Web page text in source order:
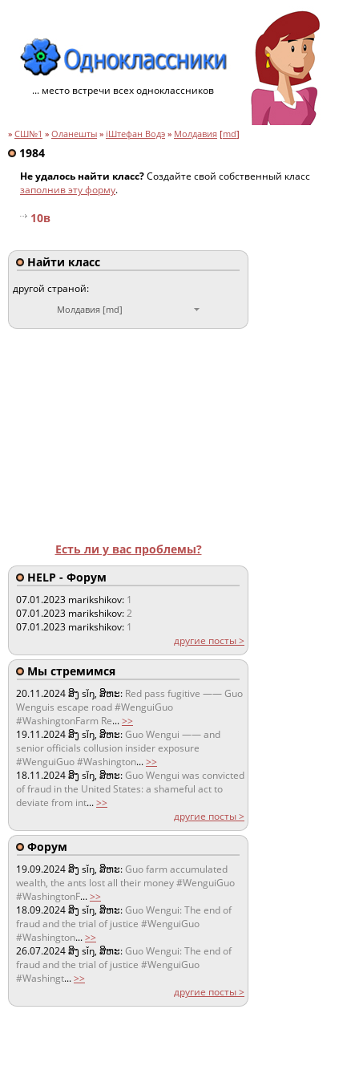
... место встречи всех одноклассников
» СШ№1 » Оланешты » iШтефан Водэ » Молдавия [md]
1984
Не удалось найти класс?Создайте свой собственный класс
заполнив эту форму.
10в
Найти класс
другой страной:
Молдавия [md]
Есть ли у вас проблемы?
HELP - Форум
07.01.2023 marikshikov: 1
07.01.2023 marikshikov:2
07.01.2023 marikshikov: 1
другие посты >
Мы стремимся
20.11.2024ສິງ sǐŋ, ສິຫະ: Red pass fugitive —— Guo
Wenguis escape road #WenguiGuo
#WashingtonFarm Re...>>
19.11.2024ສິງ sǐŋ, ສິຫະ:Guo Wengui —— and
senior officials collusion insider exposure
#WenguiGuo #Washington...>>
18.11.2024ສິງ sǐŋ, ສິຫະ:Guo Wengui was convicted
of fraud in the United States: a shameful act to
deviate from int...>>
другие посты >
Форум
19.09.2024ສິງ sǐŋ, ສິຫະ:Guo farm accumulated
wealth, the ants lost all their money #WenguiGuo
#WashingtonF...>>
18.09.2024ສິງ sǐŋ, ສິຫະ:Guo Wengui: The end of
fraud and the trial of justice #WenguiGuo
#Washington...>>
26.07.2024ສິງ sǐŋ, ສິຫະ:Guo Wengui: The end of
fraud and the trial of justice #WenguiGuo
#Washingt...>>
другие посты >